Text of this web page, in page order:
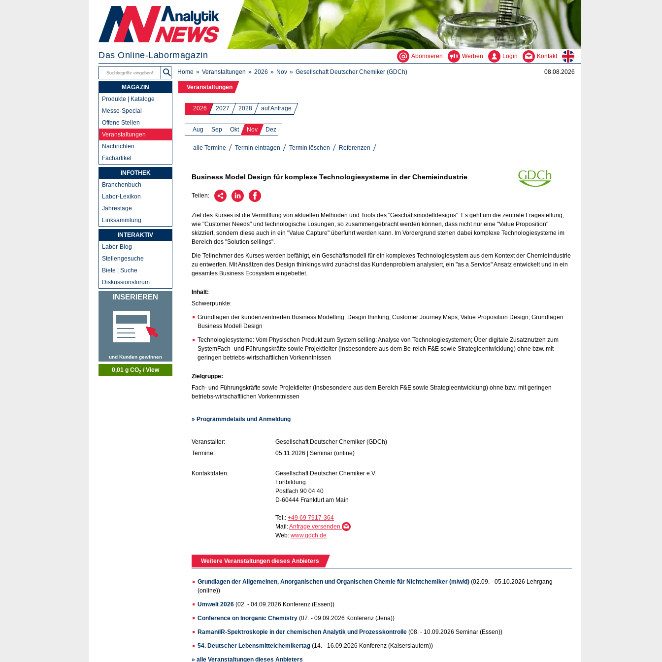
Das Online-Labormagazin Abonnieren Werben Login Kontakt
Home Veranstaltungen 2026 Nov Gesellschaft Deutscher Chemiker (GDCh) 08.08.2026
Veranstaltungen
2026 2027 2028 auf Anfrage
Aug Sep Okt Nov Dez
alle Termine Termin eintragen Termin löschen Referenzen
Business Model Design für komplexe Technologiesysteme in der Chemieindustrie
Teilen:
Ziel des Kurses ist die Vermittlung von aktuellen Methoden und Tools des "Geschäftsmodelldesigns". Es geht um die zentrale Fragestellung,
wie "Customer Needs" und technologische Lösungen, so zusammengebracht werden können, dass nicht nur eine "Value Proposition"
skizziert, sondern diese auch in ein "Value Capture" überführt werden kann. Im Vordergrund stehen dabei komplexe Technologiesysteme im
Bereich des "Solution sellings".
Die Teilnehmer des Kurses werden befähigt, ein Geschäftsmodell für ein komplexes Technologiesystem aus dem Kontext der Chemieindustrie
zu entwerfen. Mit Ansätzen des Design thinkings wird zunächst das Kundenproblem analysiert, ein "as a Service" Ansatz entwickelt und in ein
gesamtes Business Ecosystem eingebettet.
Inhalt:
Schwerpunkte:
Grundlagen der kundenzentrierten Business Modelling: Desgin thinking, Customer Journey Maps, Value Proposition Design; Grundlagen
Business Modell Design
Technologiesysteme: Vom Physischen Produkt zum System selling: Analyse von Technologiesystemen; Über digitale Zusatznutzen zum
SystemFach- und Führungskräfte sowie Projektleiter (insbesondere aus dem Be-reich F&E sowie Strategieentwicklung) ohne bzw. mit
geringen betriebs-wirtschaftlichen Vorkenntnissen
Zielgruppe:
Fach- und Führungskräfte sowie Projektleiter (insbesondere aus dem Bereich F&E sowie Strategieentwicklung) ohne bzw. mit geringen
betriebs-wirtschaftlichen Vorkenntnissen
» Programmdetails und Anmeldung
Veranstalter:
Gesellschaft Deutscher Chemiker (GDCh)
Termine:
05.11.2026 | Seminar (online)
Kontaktdaten:
Gesellschaft Deutscher Chemiker e.V.
Fortbildung
Postfach 90 04 40
D-60444 Frankfurt am Main
Tel.: +49 69 7917-364
Mail:Anfrage versenden
Web: www.gdch.de
Weitere Veranstaltungen dieses Anbieters
Grundlagen der Allgemeinen, Anorganischen und Organischen Chemie für Nichtchemiker (m/w/d) (02.09. - 05.10.2026 Lehrgang
(online))
Umwelt 2026 (02. - 04.09.2026 Konferenz (Essen))
Conference on Inorganic Chemistry (07. - 09.09.2026 Konferenz (Jena))
Raman/IR-Spektroskopie in der chemischen Analytik und Prozesskontrolle (08. - 10.09.2026 Seminar (Essen))
54. Deutscher Lebensmittelchemikertag (14. - 16.09.2026 Konferenz (Kaiserslautern))
» alle Veranstaltungen dieses Anbieters
MAGAZIN
Produkte | Kataloge
Messe-Special
Offene Stellen
Veranstaltungen
Nachrichten
Fachartikel
INFOTHEK
Branchenbuch
Labor-Lexikon
Jahrestage
Linksammlung
INTERAKTIV
Labor-Blog
Stellengesuche
Biete | Suche
Diskussionsforum
INSERIEREN
und Kunden gewinnen
0,01 g CO2 / View